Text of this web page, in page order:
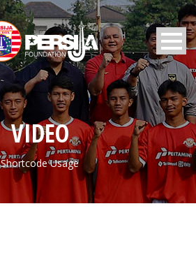
VIDEO
Shortcode Usage